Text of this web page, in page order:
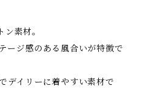
素材。
ージ感のある風合いが特徴で
デイリーに着やすい素材で